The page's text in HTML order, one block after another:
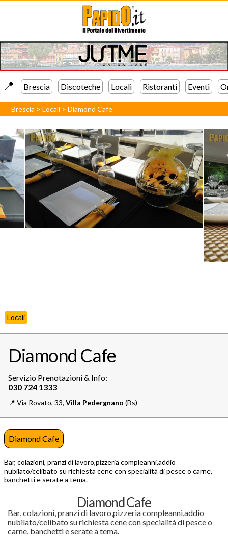
📍️ Brescia Discoteche Locali Ristoranti Eventi
Brescia >Locali >Diamond Cafe
Locali
Diamond Cafe
Servizio Prenotazioni & Info:
📍️ Via Rovato, 33, Villa Pedergnano (Bs)
Diamond Cafe
Bar, colazioni, pranzi di lavoro,pizzeria compleanni,addio
nubilato/celibato su richiesta cene con specialità di pesce o carne,
banchetti e serate a tema.
Diamond Cafe
Bar, colazioni, pranzi di lavoro,pizzeria compleanni,addio
nubilato/celibato su richiesta cene con specialità di pesce o
carne, banchetti e serate a tema.